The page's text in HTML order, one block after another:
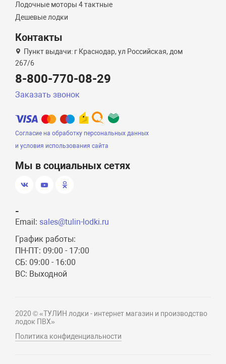
Лодочные моторы 4 тактные
Дешевые лодки
Контакты
Пункт выдачи: г Краснодар, ул Российская, дом
267/6
8-800-770-08-29
Заказать звонок
Согласие на обработку персональных данных
и условия использования сайта
Мы в социальных сетях
-
Email: sales@tulin-lodki.ru
График работы:
ПН-ПТ: 09:00 - 17:00
СБ: 09:00 - 16:00
ВС: Выходной
2020 © «ТУЛИН лодки - интернет магазин и производство
лодок ПВХ»
Политика конфиденциальности